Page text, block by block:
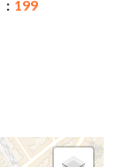
199